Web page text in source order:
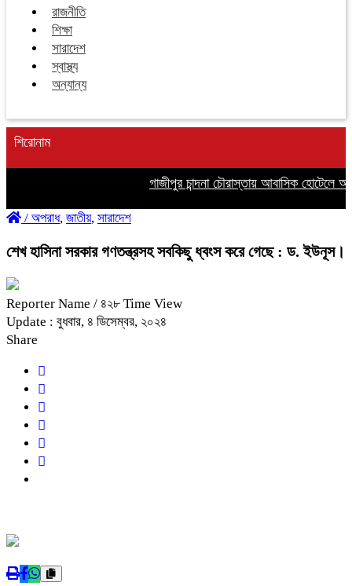
রাজনীতি
শিক্ষা
সারাদেশ
স্বাস্থ্য
অন্যান্য
শিরোনাম
গাজীপুর চান্দনা চৌরাস্তায় আবাসিক হোটেলে
/ অপরাধ, জাতীয়, সারাদেশ
শেখ হাসিনা সরকার গণতন্ত্রসহ সবকিছু ধ্বংস করে গেছে : ড. ইউনূস।
Reporter Name / ৪২৮ Time View
Update : বুধবার, ৪ ডিসেম্বর, ২০২৪
Share